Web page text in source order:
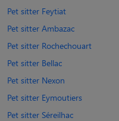
Pet sitter Feytiat
Pet sitter Ambazac
Pet sitter Rochechouart
Pet sitter Bellac
Pet sitter Nexon
Pet sitter Eymoutiers
Pet sitter Séreilhac